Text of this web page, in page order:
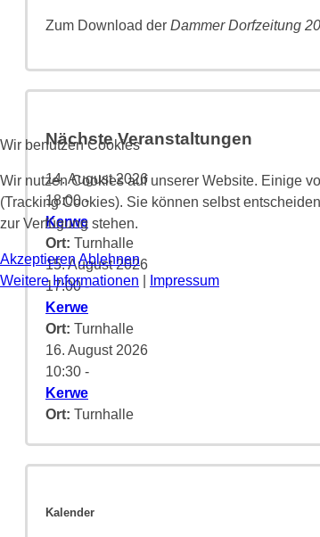
Zum Download der Dammer Dorfzeitung
Nächste Veranstaltungen
14. August 2026
18:00-
Kerwe
Ort: Turnhalle
15. August 2026
17:00-
Kerwe
Ort: Turnhalle
16. August 2026
10:30 -
Kerwe
Ort: Turnhalle
Kalender
Wir benutzen Cookies
Wir nutzen Cookies auf unserer Website. Einige
(Tracking Cookies). Sie können selbst
zur Verfügung stehen.
Akzeptieren Ablehnen
Weitere Informationen
Impressum